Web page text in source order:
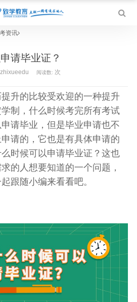
资讯
请毕业证？
zhixueedu 阅读数: 次
升的比较受欢迎的一种提升
制，什么时候考完所有考试
请毕业，但是毕业申请也不
请的，它也是有具体申请的
时候可以申请毕业证？ 这也
的人想要知道的一个问题，
跟随小编来看看吧。